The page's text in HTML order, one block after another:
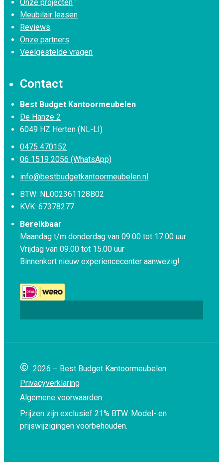
Onze projecten
Meubilair leasen
Reviews
Onze partners
Veelgestelde vragen
Contact
Best Budget Kantoormeubelen
De Hanze 2
6049 HZ Herten (NL-LI)
0475 470152
06 1519 2056 (WhatsApp)
info@bestbudgetkantoormeubelen.nl
BTW: NL002361128B02
KVK: 67378277
Bereikbaar
Maandag t/m donderdag van 09.00 tot 17.00 uur
Vrijdag van 09.00 tot 15.00 uur
Binnenkort nieuw experiencecenter aanwezig!
© 2026 – Best Budget Kantoormeubelen
Privacyverklaring
Algemene voorwaarden
Prijzen zijn exclusief 21% BTW. Model- en
prijswijzigingen voorbehouden.